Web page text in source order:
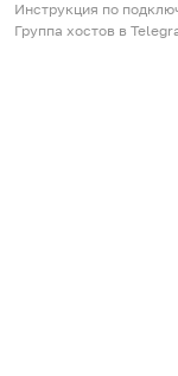
Инструкция по
Группа хостов в